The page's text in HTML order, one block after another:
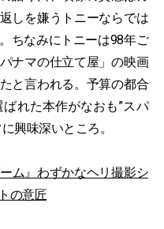
しを嫌うトニーならでは
ちなみにトニーは98年ご
ナマの仕立て屋」の映画
と言われる。予算の都合
れた本作がなおも”スパ
興味深いところ。
ーム』わずかなヘリ撮影シ
の意匠